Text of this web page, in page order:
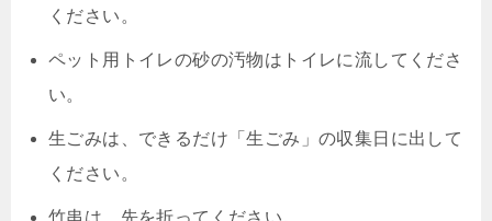
ください。
ペット用トイレの砂の汚物はトイレに流してくださ
い。
生ごみは、できるだけ「生ごみ」の収集日に出して
ください。